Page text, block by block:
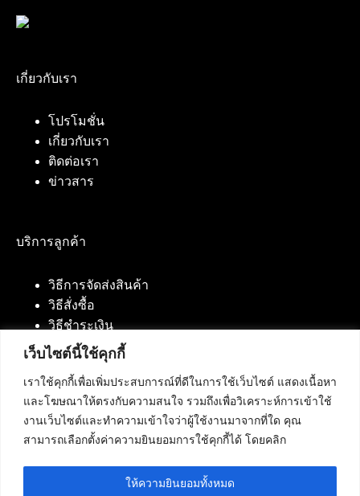
เว็บไซต์นี้ใช้คุกกี้
เราใช้คุกกี้เพื่อเพิ่มประสบการณ์ที่ดีในการใช้เว็บไซต์ แสดงเนื้อหา
และโฆษณาให้ตรงกับความสนใจ รวมถึงเพื่อวิเคราะห์การเข้าใช้
งานเว็บไซต์และทำความเข้าใจว่าผู้ใช้งานมาจากที่ใด คุณ
สามารถเลือกตั้งค่าความยินยอมการใช้คุกกี้ได้ โดยคลิก
ให้ความยินยอมทั้งหมด
เกี่ยวกับเรา
โปรโมชั่น
เกี่ยวกับเรา
ติดต่อเรา
ข่าวสาร
บริการลูกค้า
วิธีการจัดส่งสินค้า
วิธีสั่งซื้อ
วิธีชำระเงิน
ติดต่อเรา
บริษัท เน็ทฟิวชั่น คอมมิวนิเคชั่น จำกัด 420/94 ถนน
นัมเบอร์วัน-ราม 2 แขวงดอกไม้, เขตประเวศ
กรุงเทพมหานคร 10250